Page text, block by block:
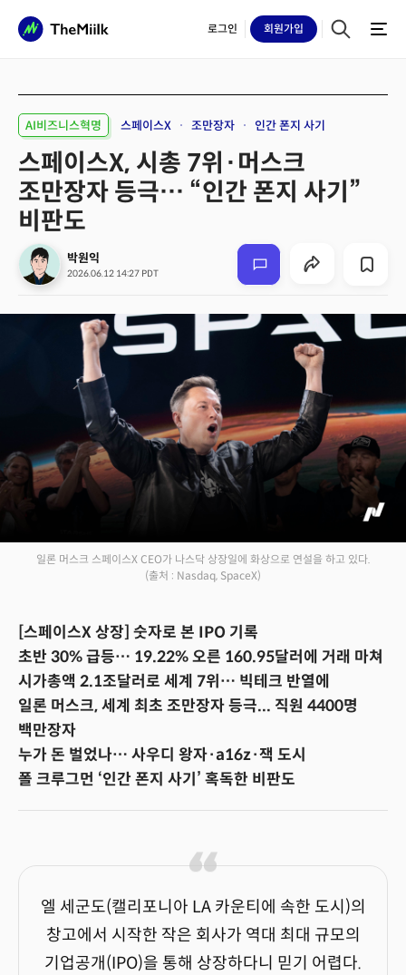
로그인 회원가입
AI비즈니스혁명 스페이스X 조만장자 인간 폰지 사기
스페이스X, 시총 7위·머스크
조만장자 등극… “인간 폰지 사기”
비판도
박원익
2026.06.12 14:27 PDT
일론 머스크 스페이스X CEO가 나스닥 상장일에 화상으로 연설을 하고 있다.
(출처 : Nasdaq, SpaceX)
[스페이스X 상장] 숫자로 본 IPO 기록
초반 30% 급등… 19.22% 오른 160.95달러에 거래 마쳐
시가총액 2.1조달러로 세계 7위… 빅테크 반열에
일론 머스크, 세계 최초 조만장자 등극... 직원 4400명
백만장자
누가 돈 벌었나… 사우디 왕자·a16z·잭 도시
폴 크루그먼 ‘인간 폰지 사기’ 혹독한 비판도
엘 세군도(캘리포니아 LA 카운티에 속한 도시)의
창고에서 시작한 작은 회사가 역대 최대 규모의
기업공개(IPO)을 통해 상장하다니 믿기 어렵다.